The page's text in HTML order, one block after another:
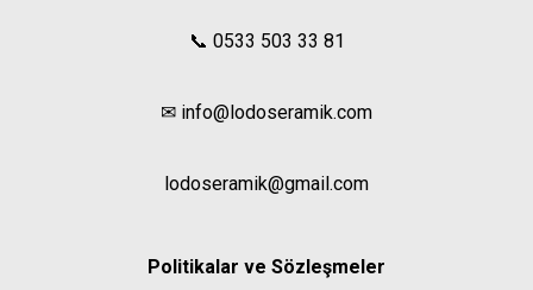
📞 0533 503 33 81
✉ info@lodoseramik.com
lodoseramik@gmail.com
Politikalar ve Sözleşmeler